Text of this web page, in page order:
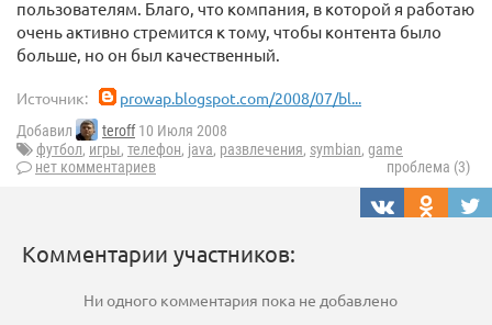
пользователям. Благо, что компания, в которой я работаю
очень активно стремится к тому, чтобы контента было
больше, но он был качественный.
Источник: prowap.blogspot.com/2008/07/bl...
Добавил teroff10 Июля 2008
футбол, игры, телефон, java, развлечения, symbian, game
нет комментариев
проблема (3)
Комментарии участников:
Ни одного комментария пока не добавлено